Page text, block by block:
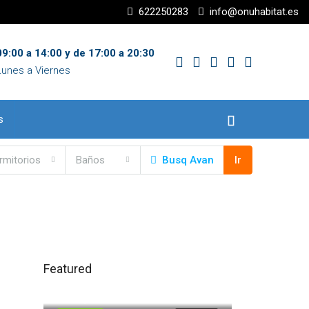
622250283 info@onuhabitat.es
a 14:00 y de 17:00 a 20:30
a Viernes
Baños Busq Avan Ir
Featured